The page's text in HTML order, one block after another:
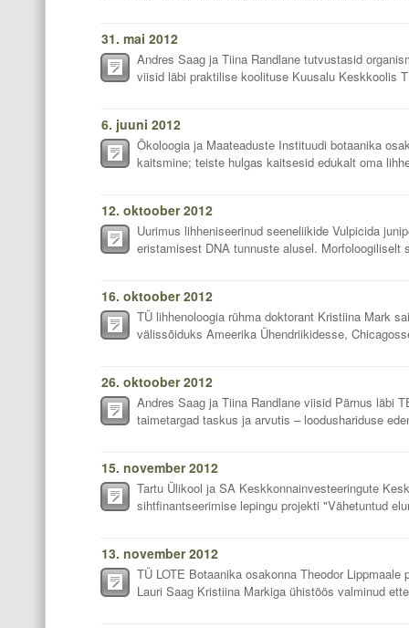
31. mai 2012
Andres Saag ja Tiina Randlane tutvustasid
viisid läbi praktilise koolituse Kuusalu Keskkoolis
6. juuni 2012
Ökoloogia ja Maateaduste Instituudi botaanika
kaitsmine; teiste hulgas kaitsesid edukalt oma
12. oktoober 2012
Uurimus lihheniseerinud seeneliikide Vulpicida
eristamisest DNA tunnuste alusel. Morfoloogiliselt
16. oktoober 2012
TÜ lihhenoloogia rühma doktorant Kristiina Mark
välissõiduks Ameerika Ühendriikidesse,
26. oktoober 2012
Andres Saag ja Tiina Randlane viisid Pärnus läbi
taimetargad taskus ja arvutis – loodushariduse
15. november 2012
Tartu Ülikool ja SA Keskkonnainvesteeringute
sihtfinantseerimise lepingu projekti "Vähetuntud
13. november 2012
TÜ LOTE Botaanika osakonna Theodor
Lauri Saag Kristiina Markiga ühistöös valminud